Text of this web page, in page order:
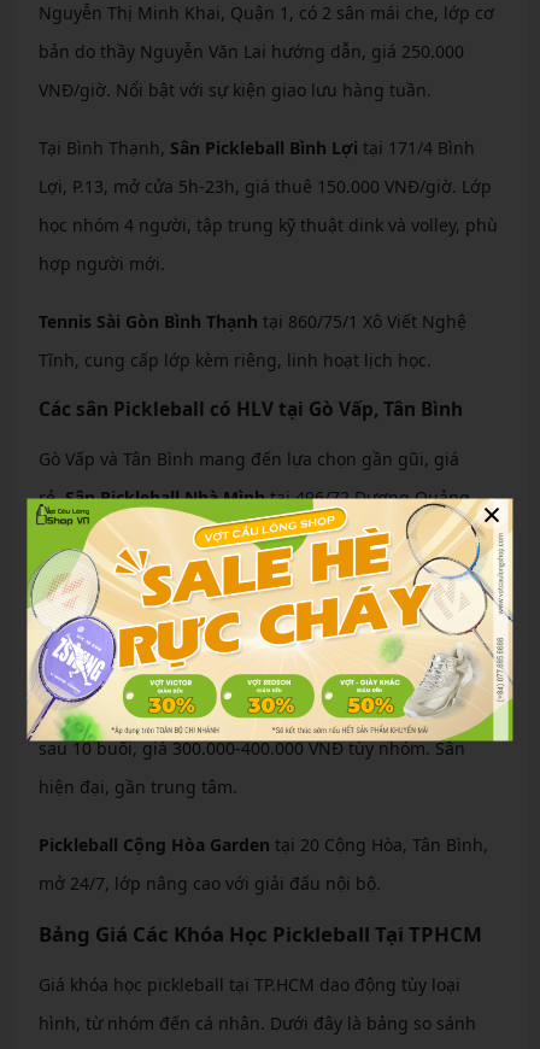
Nguyễn Thị Minh Khai, Quận 1, có 2 sân mái che, lớp cơ
bản do thầy Nguyễn Văn Lai hướng dẫn, giá 250.000
VNĐ/giờ. Nổi bật với sự kiện giao lưu hàng tuần.
Tại Bình Thạnh, Sân Pickleball Bình Lợi tại 171/4 Bình
Lợi, P.13, mở cửa 5h-23h, giá thuê 150.000 VNĐ/giờ. Lớp
học nhóm 4 người, tập trung kỹ thuật dink và volley, phù
hợp người mới.
Tennis Sài Gòn Bình Thạnh tại 860/75/1 Xô Viết Nghệ
Tĩnh, cung cấp lớp kèm riêng, linh hoạt lịch học.
Các sân Pickleball có HLV tại Gò Vấp, Tân Bình
Gò Vấp và Tân Bình mang đến lựa chọn gần gũi, giá
rẻ.Sân Pickleball Nhà Mìnhtại 496/72 Dương Quảng
Hàm, P.6, Gò Vấp, có 4 sân, HLV chuyên nghiệp dạy lớp
cơ bản 300.000 VNĐ/2 giờ. Tiện ích đầy đủ như phòng
tắm, căn tin.
VNTA Academy Tân Bìnhtại 147 Nguyễn Đức Thuận,
P.13, nổi bật với chương trình cam kết “100% biết đánh”
sau 10 buổi, giá 300.000-400.000 VNĐ tùy nhóm. Sân
hiện đại, gần trung tâm.
Pickleball Cộng Hòa Garden tại 20 Cộng Hòa, Tân Bình,
mở 24/7, lớp nâng cao với giải đấu nội bộ.
Bảng Giá Các Khóa Học Pickleball Tại TPHCM
Giá khóa học pickleball tại TP.HCM dao động tùy loại
hình, từ nhóm đến cá nhân. Dưới đây là bảng so sánh
×